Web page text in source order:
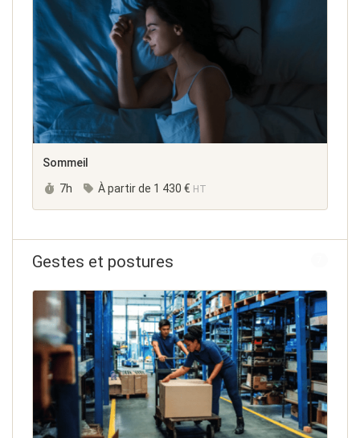
Sommeil
Durée :
7h À partir de 1 430 € HT
Gestes et postures